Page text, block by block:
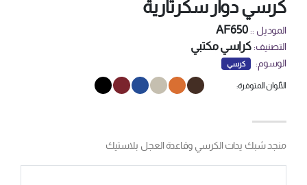
كرسي دوار سكرتارية
الموديل ::AF650
التصنيف:كراسي مكتبي
الوسوم: كرسي
الألوان المتوفرة:
منجد شبك يدات الكرسي وقاعدة العجل بلاستيك